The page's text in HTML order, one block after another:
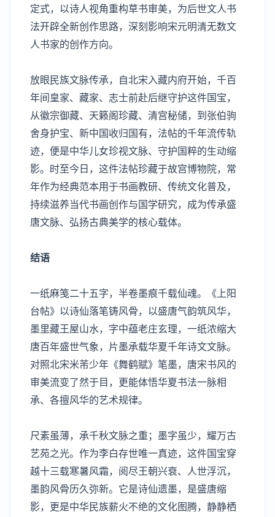
定式，以诗人视角重构草书审美，为后世文人书
法开辟全新创作思路，深刻影响宋元明清无数文
人书家的创作方向。
放眼民族文脉传承，自北宋入藏内府开始，千百
年间皇家、藏家、志士前赴后继守护这件国宝，
从徽宗御藏、天籁阁珍藏、清宫秘储，到张伯驹
舍身护宝、新中国收归国有，法帖的千年流传轨
迹，便是中华儿女珍视文脉、守护国粹的生动缩
影。时至今日，这件法帖珍藏于故宫博物院，常
年作为经典范本用于书画教研、传统文化普及，
持续滋养当代书画创作与国学研究，成为传承盛
唐文脉、弘扬古典美学的核心载体。
结语
一纸麻笺二十五字，半卷墨痕千载仙魂。《上阳
台帖》以诗仙落笔铸风骨，以盛唐气韵筑风华，
墨里藏王屋山水，字中蕴老庄玄理，一纸浓缩大
唐百年盛世气象，片墨承载华夏千年诗文文脉。
对照北宋米芾少年《舞鹤赋》笔墨，唐宋书风的
审美流变了然于目，更能体悟华夏书法一脉相
承、各擅风华的艺术规律。
尺素虽薄，承千秋文脉之重；墨字虽少，耀万古
艺苑之光。作为李白存世唯一真迹，这件国宝穿
越十三载寒暑风霜，阅尽王朝兴衰、人世浮沉，
墨韵风骨历久弥新。它是诗仙遗墨，是盛唐缩
影，更是中华民族薪火不绝的文化图腾，静静栖